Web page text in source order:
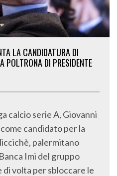
LA CANDIDATURA DI
POLTRONA DI PRESIDENTE
calcio serie A, Giovanni
candidato per la
palermitano
Imi del gruppo
di volta per sbloccare le